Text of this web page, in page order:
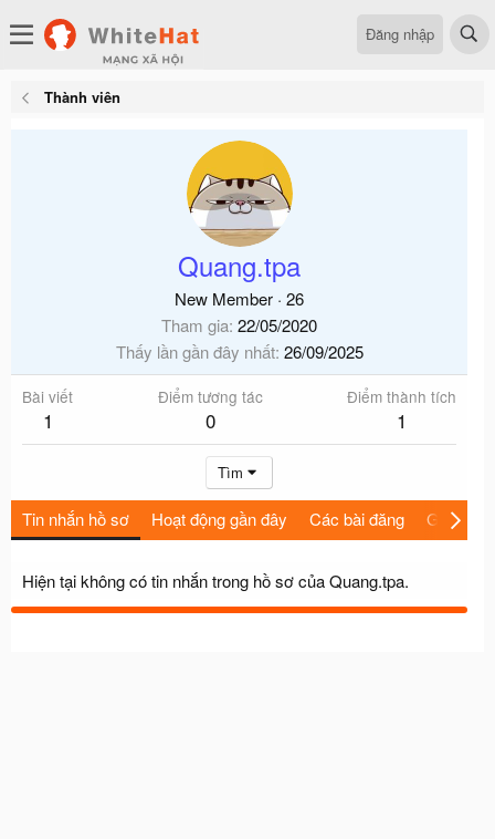
Đăng nhập
Thành viên
Quang.tpa
New Member · 26
Tham gia 22/05/2020
Thấy lần gần đây nhất 26/09/2025
Bài viết
1
Điểm tương tác
0
Điểm thành tích
1
Tìm
Tin nhắn hồ sơ Hoạt động gần đây Các bài đăng Giới thiệu
Hiện tại không có tin nhắn trong hồ sơ của Quang.tpa.